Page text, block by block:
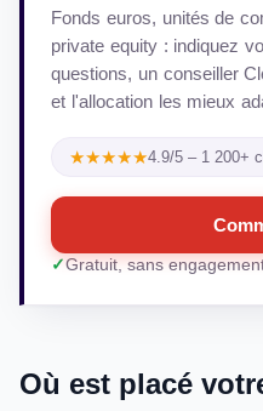
Fonds euros, unités de
private equity : indiquez
questions, un conseiller
et l'allocation les mieux
★★★★★4.9/5 – 1 200+
Gratuit, sans
Où est placé